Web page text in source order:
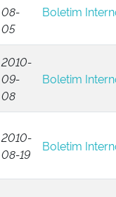
08-
05
Boletim
2010-
09-
08
Boletim
2010-
08-19
Boletim